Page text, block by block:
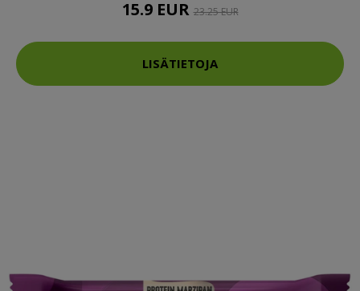
15.9 EUR23.25 EUR
LISÄTIETOJA